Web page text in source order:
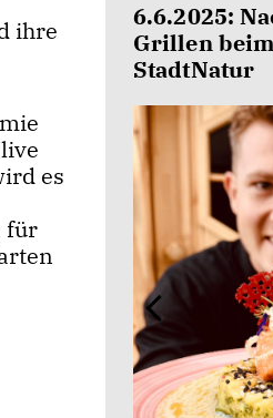
ihre
es
für
6.6.2025:
Grillen
StadtNatur